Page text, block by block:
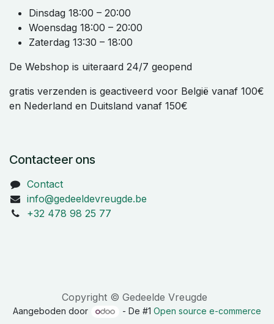
Dinsdag 18:00 – 20:00
Woensdag 18:00 – 20:00
Zaterdag 13:30 – 18:00
De Webshop is uiteraard 24/7 geopend
gratis verzenden is geactiveerd voor België vanaf 100€
en Nederland en Duitsland vanaf 150€
Contacteer ons
Contact
info@gedeeldevreugde.be
+32 478 98 25 77
Copyright © Gedeelde Vreugde
Aangeboden door - De #1Open source e-commerce